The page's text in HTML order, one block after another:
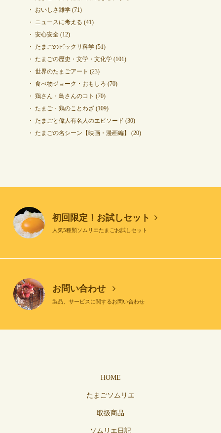
おいしさ雑学(71)
ニュースに考える (41)
安心安全(12)
たまごのビックリ科学(51)
たまごの歴史・文学・文化学(101)
世界のたまごアート (23)
食べ物ジョーク・おもしろ (70)
鶏さん・鳥さんのコト (70)
たまご・鶏のことわざ(109)
たまごと偉人有名人のエピソード (30)
たまごの名シーン【映画・漫画編】
(20)
初回限定！お試しセット
人気5種類ソムリエたまごお試しセット
お問い合わせ
製品、サービスに関するお問い合わせ
HOME
たまごソムリエ
取扱商品
ソムリエ日記